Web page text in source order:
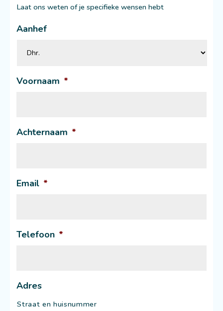
Laat ons weten of je specifieke wensen hebt
Aanhef
Voornaam *
Achternaam *
Email *
Telefoon *
Adres
Straat en huisnummer